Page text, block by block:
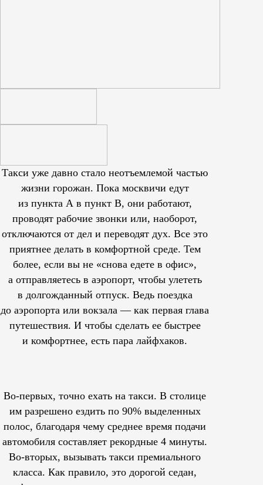
Такси уже давно стало неотъемлемой частью
жизни горожан. Пока москвичи едут
из пункта А в пункт В, они работают,
проводят рабочие звонки или, наоборот,
отключаются от дел и переводят дух. Все это
приятнее делать в комфортной среде. Тем
более, если вы не «снова едете в офис»,
а отправляетесь в аэропорт, чтобы улететь
в долгожданный отпуск. Ведь поездка
до аэропорта или вокзала — как первая глава
путешествия. И чтобы сделать ее быстрее
и комфортнее, есть пара лайфхаков.
Во-первых, точно ехать на такси. В столице
им разрешеноездить по 90% выделенных
полос, благодаря чему среднее время подачи
автомобиля составляет рекордные 4 минуты.
Во-вторых, вызывать такси премиального
класса. Как правило, это дорогой седан,